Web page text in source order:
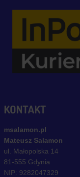
KONTAKT
msalamon.pl
Mateusz Salamon
ul. Małopolska 14
81-555 Gdynia
NIP: 9282047329